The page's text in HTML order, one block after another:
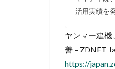
活用実績を
ヤンマー建
善 – ZDNET
https://